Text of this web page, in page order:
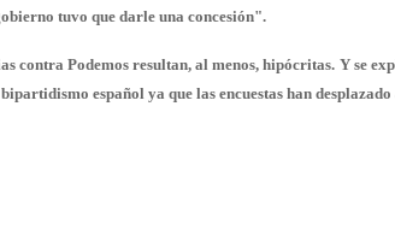
tuvo que darle una concesión".
contra Podemos resultan, al menos, hipócritas. Y se
español ya que las encuestas han